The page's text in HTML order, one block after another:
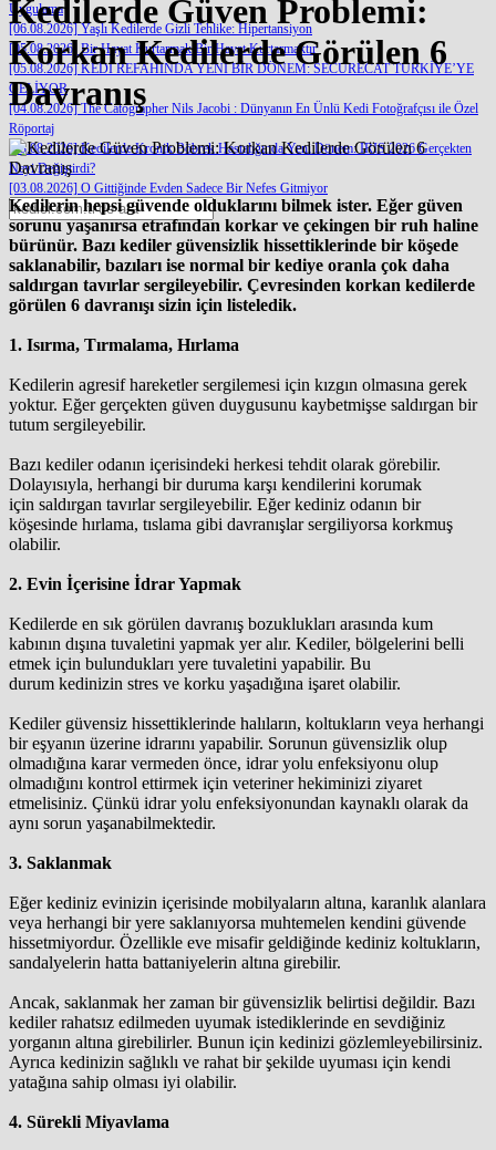
Uygulama
[06.08.2026] Yaşlı Kedilerde Gizli Tehlike: Hipertansiyon
[05.08.2026] Bir Hayat Kurtarmak Bir Hayat Kurtarmaktır
[05.08.2026] KEDİ REFAHINDA YENİ BİR DÖNEM: SECURECAT TÜRKİYE’YE
GELİYOR
[04.08.2026] The Catographer Nils Jacobi : Dünyanın En Ünlü Kedi Fotoğrafçısı ile Özel
Röportaj
[03.08.2026] Kedilerde Kronik Böbrek Hastalığında Yeni Dönem: IRIS 2026 Gerçekten
Neyi Değiştirdi?
[03.08.2026] O Gittiğinde Evden Sadece Bir Nefes Gitmiyor
Kedilerde Güven Problemi:
Korkan Kedilerde Görülen 6
Davranış
Kedilerin hepsi güvende olduklarını bilmek ister. Eğer güven
sorunu yaşanırsa etrafından korkar ve çekingen bir ruh haline
bürünür. Bazı kediler güvensizlik hissettiklerinde bir köşede
saklanabilir, bazıları ise normal bir kediye oranla çok daha
saldırgan tavırlar sergileyebilir. Çevresinden korkan kedilerde
görülen 6 davranışı sizin için listeledik.
1. Isırma, Tırmalama, Hırlama
Kedilerin agresif hareketler sergilemesi için kızgın olmasına gerek
yoktur. Eğer gerçekten güven duygusunu kaybetmişse saldırgan bir
tutum sergileyebilir.
Bazı kediler odanın içerisindeki herkesi tehdit olarak görebilir.
Dolayısıyla, herhangi bir duruma karşı kendilerini korumak
için saldırgan tavırlar sergileyebilir. Eğer kediniz odanın bir
köşesinde hırlama, tıslama gibi davranışlar sergiliyorsa korkmuş
olabilir.
2. Evin İçerisine İdrar Yapmak
Kedilerde en sık görülen davranış bozuklukları arasında kum
kabının dışına tuvaletini yapmak yer alır. Kediler, bölgelerini belli
etmek için bulundukları yere tuvaletini yapabilir. Bu
durum kedinizin stres ve korku yaşadığına işaret olabilir.
Kediler güvensiz hissettiklerinde halıların, koltukların veya herhangi
bir eşyanın üzerine idrarını yapabilir. Sorunun güvensizlik olup
olmadığına karar vermeden önce, idrar yolu enfeksiyonu olup
olmadığını kontrol ettirmek için veteriner hekiminizi ziyaret
etmelisiniz. Çünkü idrar yolu enfeksiyonundan kaynaklı olarak da
aynı sorun yaşanabilmektedir.
3. Saklanmak
Eğer kediniz evinizin içerisinde mobilyaların altına, karanlık alanlara
veya herhangi bir yere saklanıyorsa muhtemelen kendini güvende
hissetmiyordur. Özellikle eve misafir geldiğinde kediniz koltukların,
sandalyelerin hatta battaniyelerin altına girebilir.
Ancak, saklanmak her zaman bir güvensizlik belirtisi değildir. Bazı
kediler rahatsız edilmeden uyumak istediklerinde en sevdiğiniz
yorganın altına girebilirler. Bunun için kedinizi gözlemleyebilirsiniz.
Ayrıca kedinizin sağlıklı ve rahat bir şekilde uyuması için kendi
yatağına sahip olması iyi olabilir.
4. Sürekli Miyavlama